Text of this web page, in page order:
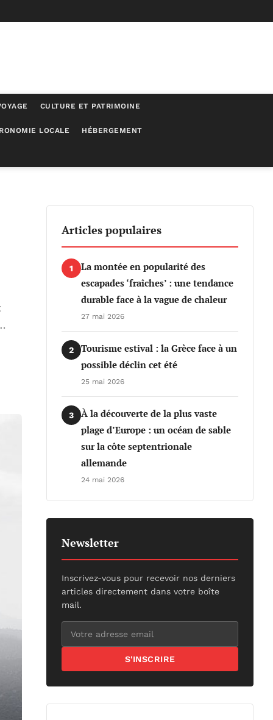
CULTURE ET PATRIMOINE
LOCALE HÉBERGEMENT
Articles populaires
1
La montée en popularité des
escapades ‘fraîches’ : une tendance
durable face à la vague de chaleur
27 mai 2026
2
Tourisme estival : la Grèce face à un
possible déclin cet été
25 mai 2026
3
À la découverte de la plus vaste
plage d’Europe : un océan de sable
sur la côte septentrionale
allemande
24 mai 2026
Newsletter
Inscrivez-vous pour recevoir nos derniers
articles directement dans votre boîte
mail.
S'INSCRIRE